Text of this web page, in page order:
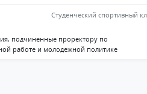
Студенческий спортивный
подчиненные проректору по
работе и молодежной политике